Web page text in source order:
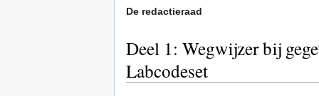
De redactieraad
Deel 1: Wegwijzer bij
Labcodeset